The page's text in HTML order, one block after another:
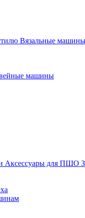
Вязальные
машины